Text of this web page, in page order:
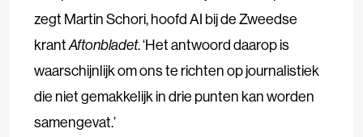
zegt Martin Schori, hoofd AI bij de Zweedse
krantAftonbladet. ‘Het antwoord daarop is
waarschijnlijk om ons te richten op journalistiek
die niet gemakkelijk in drie punten kan worden
samengevat.’